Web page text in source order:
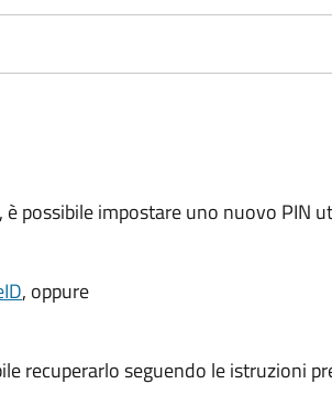
possibile impostare uno nuovo PIN
, oppure
recuperarlo seguendo le istruzioni